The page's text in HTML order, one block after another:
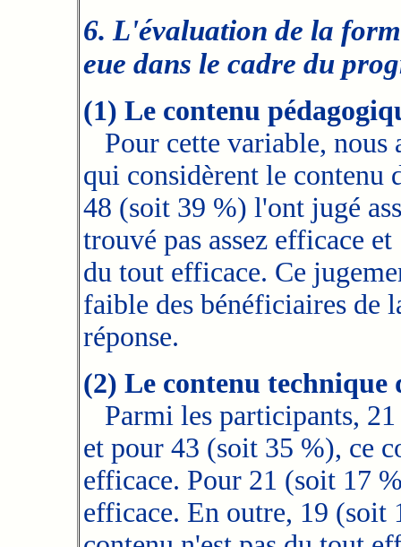
6. L'évaluation de la
eue dans le cadre du
(1) Le contenu
Pour cette variable, nous
qui considèrent le contenu
48 (soit 39 %) l'ont jugé
trouvé pas assez efficace
du tout efficace. Ce
faible des bénéficiaires de
réponse.
(2) Le contenu
Parmi les participants,
et pour 43 (soit 35 %), ce
efficace. Pour 21 (soit 17
efficace. En outre, 19 (soit